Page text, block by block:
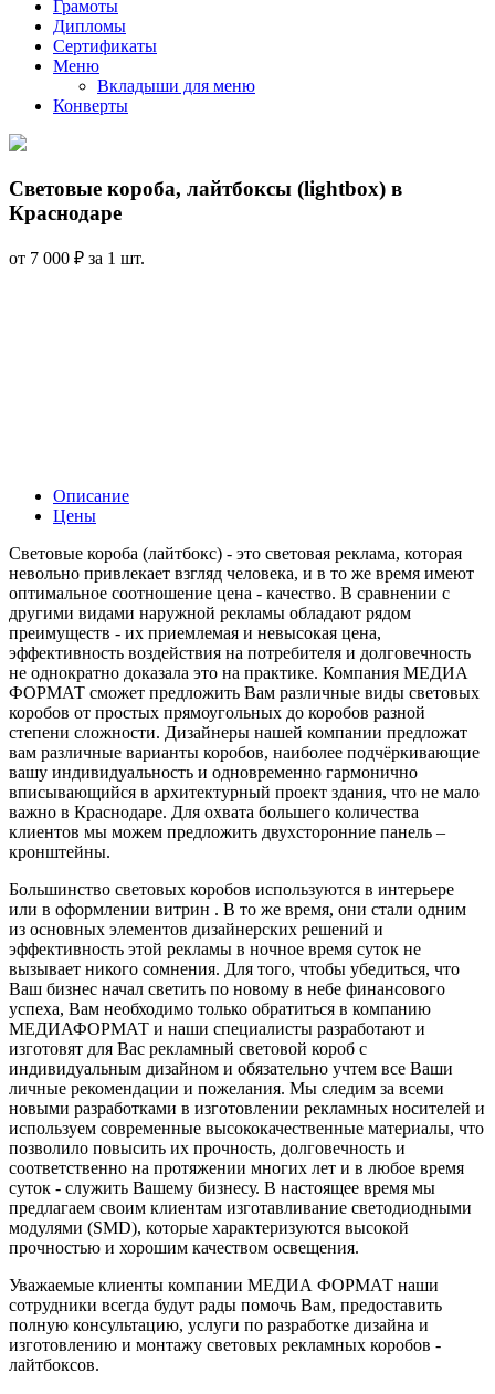
Грамоты
Дипломы
Сертификаты
Меню
Вкладыши для меню
Конверты
Световые короба, лайтбоксы (lightbox) в
Краснодаре
от 7 000 ₽ за 1 шт.
Описание
Цены
Световые короба (лайтбокс) - это световая реклама, которая
невольно привлекает взгляд человека, и в то же время имеют
оптимальное соотношение цена - качество. В сравнении с
другими видами наружной рекламы обладают рядом
преимуществ - их приемлемая и невысокая цена,
эффективность воздействия на потребителя и долговечность
не однократно доказала это на практике. Компания МЕДИА
ФОРМАТ сможет предложить Вам различные виды световых
коробов от простых прямоугольных до коробов разной
степени сложности. Дизайнеры нашей компании предложат
вам различные варианты коробов, наиболее подчёркивающие
вашу индивидуальность и одновременно гармонично
вписывающийся в архитектурный проект здания, что не мало
важно в Краснодаре. Для охвата большего количества
клиентов мы можем предложить двухсторонние панель –
кронштейны.
Большинство световых коробов используются в интерьере
или в оформлении витрин . В то же время, они стали одним
из основных элементов дизайнерских решений и
эффективность этой рекламы в ночное время суток не
вызывает никого сомнения. Для того, чтобы убедиться, что
Ваш бизнес начал светить по новому в небе финансового
успеха, Вам необходимо только обратиться в компанию
МЕДИАФОРМАТ и наши специалисты разработают и
изготовят для Вас рекламный световой короб с
индивидуальным дизайном и обязательно учтем все Ваши
личные рекомендации и пожелания. Мы следим за всеми
новыми разработками в изготовлении рекламных носителей и
используем современные высококачественные материалы, что
позволило повысить их прочность, долговечность и
соответственно на протяжении многих лет и в любое время
суток - служить Вашему бизнесу. В настоящее время мы
предлагаем своим клиентам изготавливание светодиодными
модулями (SMD), которые характеризуются высокой
прочностью и хорошим качеством освещения.
Уважаемые клиенты компании МЕДИА ФОРМАТ наши
сотрудники всегда будут рады помочь Вам, предоставить
полную консультацию, услуги по разработке дизайна и
изготовлению и монтажу световых рекламных коробов -
лайтбоксов.